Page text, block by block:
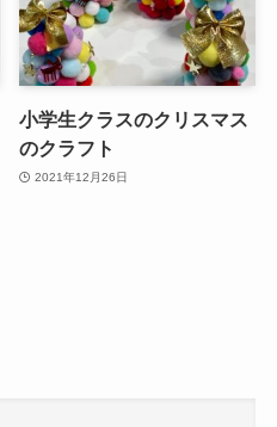
小学生クラスのクリスマス
のクラフト
2021年12月26日